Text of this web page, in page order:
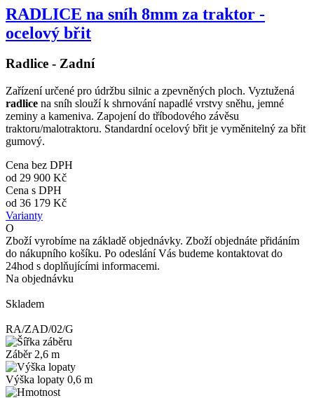
RADLICE na sníh 8mm za traktor -
ocelový břit
Radlice - Zadní
Zařízení určené pro údržbu silnic a zpevněných ploch. Vyztužená
radlice na sníh slouží k shrnování napadlé vrstvy sněhu, jemné
zeminy a kameniva. Zapojení do tříbodového závěsu
traktoru/malotraktoru. Standardní ocelový břit je vyměnitelný za břit
gumový.
Cena bez DPH
od 29 900 Kč
Cena s DPH
od 36 179 Kč
Varianty
O
Zboží vyrobíme na základě objednávky. Zboží objednáte přidáním
do nákupního košíku. Po odeslání Vás budeme kontaktovat do
24hod s doplňujícími informacemi.
Na objednávku
Skladem
RA/ZAD/02/G
Záběr 2,6 m
Výška lopaty 0,6 m